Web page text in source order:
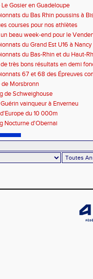
Gosier en Guadeloupe
du Bas Rhin poussins à
courses pour nos athlètes
un beau week-end pour le
du Grand Est U16 à Nancy
du Bas-Rhin et du Haut-
– La Wantzenau
de très bons résultats en demi
67 et 68 des Épreuves
de Morsbronn
de Schweighouse
vainqueur à Enverneu
du 10 000m
Nocturne d'Obernai